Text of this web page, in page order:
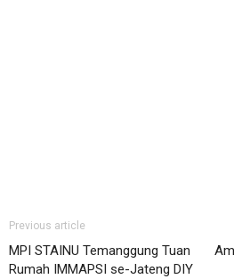
Previous article
MPI STAINU Temanggung Tuan
Rumah IMMAPSI se-Jateng DIY